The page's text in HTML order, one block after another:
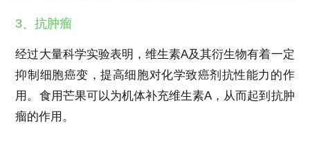
3、抗肿瘤
经过大量科学实验表明，维生素A及其衍生物有着一定
抑制细胞癌变，提高细胞对化学致癌剂抗性能力的作
用。食用芒果可以为机体补充维生素A，从而起到抗肿
瘤的作用。